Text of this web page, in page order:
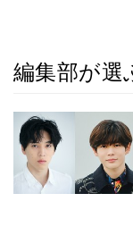
編集部が選